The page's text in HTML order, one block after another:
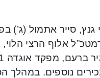
גנץ, סייר אתמול (ג’)
אלוף הרצי
נוספים. במהלך